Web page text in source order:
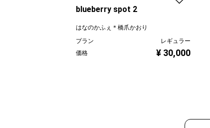
blueberry spot 2
はなのかふぇ＊橋爪かおり
プラン
レギュラー
価格
¥ 30,000